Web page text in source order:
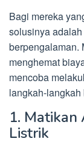
Bagi mereka
solusinya
berpengalaman.
menghemat
mencoba
langkah-langkah
1. Matikan
Listrik